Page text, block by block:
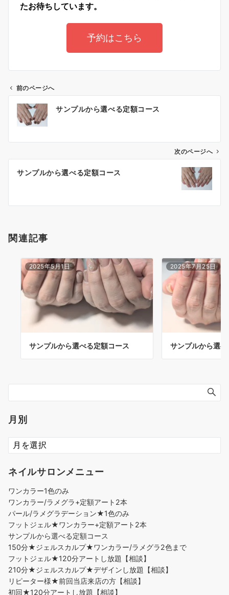
たお待ちしています。
予約はこちら
前のページへ
サンプルから選べる定額コース
次のページへ
サンプルから選べる定額コース
関連記事
2025年5月1日
サンプルから選べる定額コース
2025年7月25日
サンプルから選
月別
ネイルサロンメニュー
ワンカラー1色のみ
ワンカラー/ラメグラ+定額アート2本
パール/ラメグラデーション★1色のみ
フットジェル★ワンカラー+定額アート2本
サンプルから選べる定額コース
150分★ジェルスカルプ★ワンカラー/ラメグラ2色まで
フットジェル★120分アートし放題【相談】
210分★ジェルスカルプ★デザインし放題【相談】
リピーター様★前回当店来店の方【相談】
初回★120分アートし放題【相談】